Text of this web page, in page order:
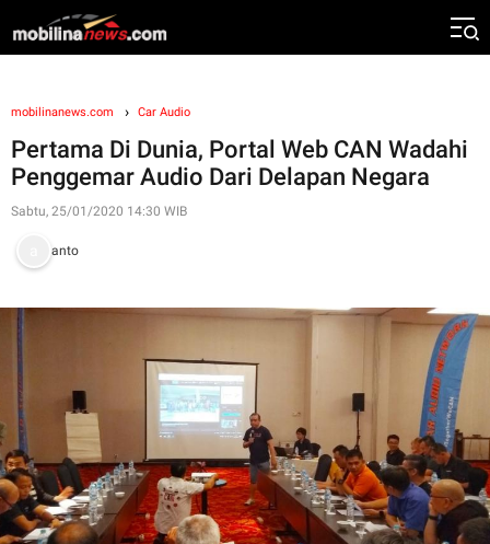
mobilinanews.com Car Audio
Pertama Di Dunia, Portal Web CAN Wadahi
Penggemar Audio Dari Delapan Negara
Sabtu, 25/01/2020 14:30 WIB
anto